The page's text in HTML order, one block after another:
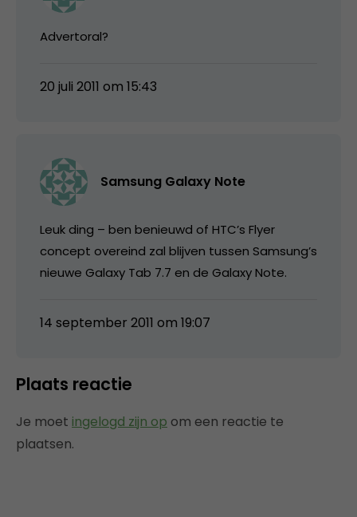
Advertoral?
20 juli 2011 om 15:43
Samsung Galaxy Note
Leuk ding – ben benieuwd of HTC’s Flyer
concept overeind zal blijven tussen Samsung’s
nieuwe Galaxy Tab 7.7 en de Galaxy Note.
14 september 2011 om 19:07
Plaats reactie
Je moet ingelogd zijn op om een reactie te
plaatsen.